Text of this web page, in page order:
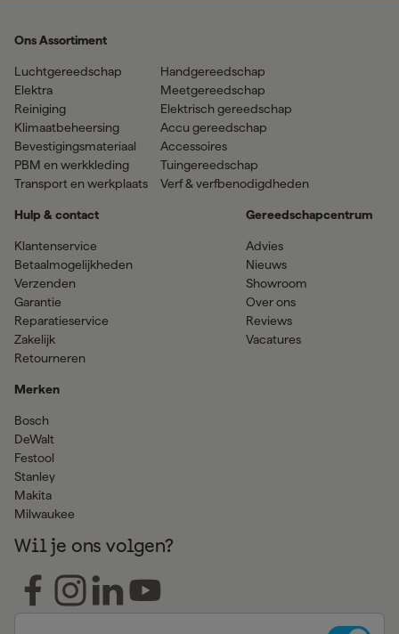
Ons Assortiment
Luchtgereedschap
Elektra
Reiniging
Klimaatbeheersing
Bevestigingsmateriaal
PBM en werkkleding
Transport en werkplaats
Handgereedschap
Meetgereedschap
Elektrisch gereedschap
Accu gereedschap
Accessoires
Tuingereedschap
Verf & verfbenodigdheden
Hulp & contact
Klantenservice
Betaalmogelijkheden
Verzenden
Garantie
Reparatieservice
Zakelijk
Retourneren
Merken
Bosch
DeWalt
Festool
Stanley
Makita
Milwaukee
Gereedschapcentrum
Advies
Nieuws
Showroom
Over ons
Reviews
Vacatures
Wil je ons volgen?